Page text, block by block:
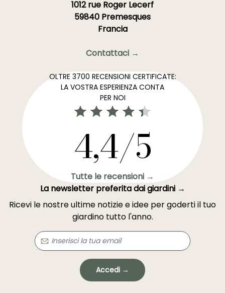
1012 rue Roger Lecerf
59840 Premesques
Francia
Contattaci →
OLTRE 3700 RECENSIONI CERTIFICATE:
LA VOSTRA ESPERIENZA CONTA
PER NOI
4,4/5
Tutte le recensioni →
La newsletter preferita dai giardini →
Ricevi le nostre ultime notizie e idee per goderti il tuo
giardino tutto l'anno.
Accedi →